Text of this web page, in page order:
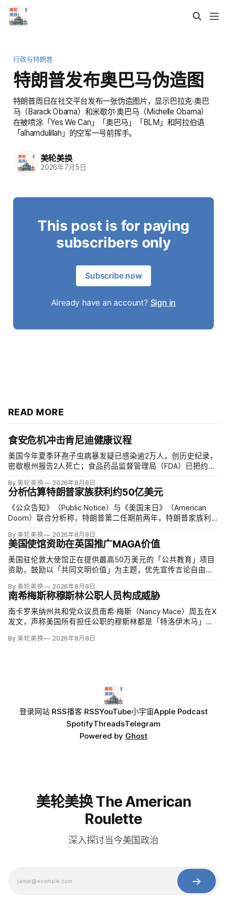
行政与特朗普
特朗普发布奥巴马伪造图
特朗普周日在社交平台发布一张伪造图片，显示巴拉克·奥巴
马（Barack Obama）和米歇尔·奥巴马（Michelle Obama）
在被喷涂「Yes We Can」「奥巴马」「BLM」和阿拉伯语
「alhamdulillah」的空军一号前挥手。
美轮美换
2026年7月5日
This post is for paying
subscribers only
Subscribe now
Already have an account? Sign in
READ MORE
食安危机冲击肯尼迪健康议程
美国今年夏季环孢子虫病暴发疑已感染逾2万人，创历史纪录，
密歇根州报告2人死亡；食品药品监督管理局（FDA）已把约
来，但其余来源仍未查清。
By 美轮美换 2026年8月8日
分析估算特朗普家族获利约50亿美元
《公众告知》（Public Notice）与《美国末日》（American
Doom）联合分析称，特朗普第二任期前两年，特朗普家族利润
22.5亿美元、外国授权业务2025年收入6100万美元；
By 美轮美换 2026年8月8日
美国使馆资助在英国推广MAGA价值
美国驻伦敦大使馆正在提供最高50万美元的「公共教育」项目
资助，鼓励以「共同文明价值」为主题，优先宣传言论自由、
念。英国自由民主党议员丽莎·斯玛特（Lisa Smart）指责特朗
普政府用「MAGA资金」干预英国民主；
By 美轮美换 2026年8月8日
南希梅斯称穆斯林公职人员构成威胁
南卡罗来纳州共和党众议员南希·梅斯（Nancy Mace）周五在X
发文，声称美国所有担任公职的穆斯林都是「特洛伊木马」，
默」。截至浏览器核验时，这条帖子获得约440万次浏览、6.2
By 美轮美换 2026年8月8日
登录网站 RSS播客 RSSYouTube小宇宙Apple Podcast
SpotifyThreadsTelegram
Powered by Ghost
美轮美换 The American
Roulette
深入探讨当今美国政治